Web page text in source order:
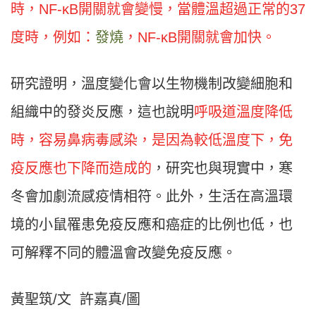
時，NF-κB開關就會變慢，當體溫超過正常的37
度時，例如： 發燒 ，NF-κB開關就會加快。
研究證明，溫度變化會以生物機制改變細胞和
組織中的發炎反應，這也說明呼吸道溫度降低
時，容易鼻病毒感染，是因為較低溫度下，免
疫反應也下降而造成的 ，研究也與現實中，寒
冬會加劇流感疫情相符。此外，生活在高溫環
境的小鼠罹患免疫反應和癌症的比例也低，也
可解釋不同的體溫會改變免疫反應。
黃聖筑/文 許嘉真/圖